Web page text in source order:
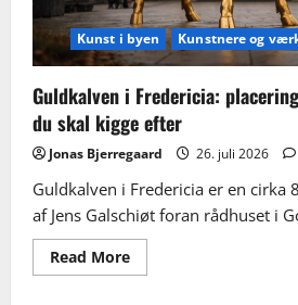
Kunst i byen Kunstnere og
Guldkalven i Fredericia:
du skal kigge efter
Jonas Bjerregaard 26. juli 2026
Guldkalven i Fredericia er en cirka
af Jens Galschiøt foran rådhuset i
Read MoreRead
more